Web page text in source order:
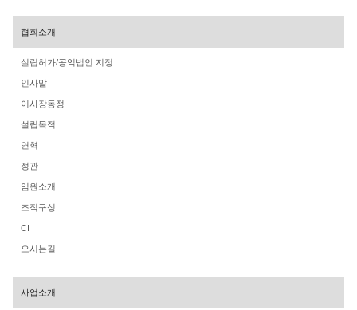
협회소개
설립허가/공익법인 지정
인사말
이사장동정
설립목적
연혁
정관
임원소개
조직구성
CI
오시는길
사업소개